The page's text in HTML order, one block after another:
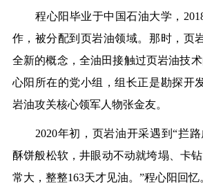
程心阳毕业于中国石油大学，
作，被分配到页岩油领域。那时，页
全新的概念，全油田接触过页岩油技
心阳所在的党小组，组长正是勘探开
岩油攻关核心领军人物张金友。
2020年初，页岩油开采遇到“拦
酥饼般松软，井眼动不动就垮塌、卡
常大，整整163天才见油。”程心阳回忆